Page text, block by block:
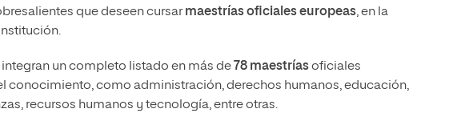
que deseen cursarmaestrías oficiales europeas, en la
un completo listado en más de 78 maestríasoficiales
conocimiento, como administración, derechos humanos, educación,
recursos humanos y tecnología, entre otras.